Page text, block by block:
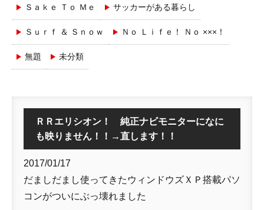
Ｓａｋｅ Ｔｏ Ｍｅ サッカーがある暮らし
Ｓｕｒｆ ＆ Ｓｎｏｗ Ｎｏ Ｌｉｆｅ！ Ｎｏ ×××！
無題 未分類
ＲＲエリシオン！ 純正ナビモニターになに
も映りません！！→直します！！
2017/01/17
だましだまし使ってきたウィンドウズＸＰ搭載パソ
コンがついにぶっ壊れました